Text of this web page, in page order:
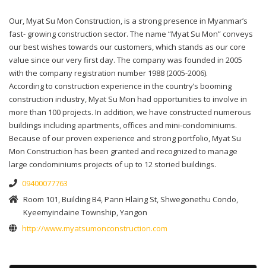
Our, Myat Su Mon Construction, is a strong presence in Myanmar’s
fast- growing construction sector. The name “Myat Su Mon” conveys
our best wishes towards our customers, which stands as our core
value since our very first day. The company was founded in 2005
with the company registration number 1988 (2005-2006).
According to construction experience in the country’s booming
construction industry, Myat Su Mon had opportunities to involve in
more than 100 projects. In addition, we have constructed numerous
buildings including apartments, offices and mini-condominiums.
Because of our proven experience and strong portfolio, Myat Su
Mon Construction has been granted and recognized to manage
large condominiums projects of up to 12 storied buildings.
09400077763
Room 101, Building B4, Pann Hlaing St, Shwegonethu Condo,
Kyeemyindaine Township, Yangon
http://www.myatsumonconstruction.com